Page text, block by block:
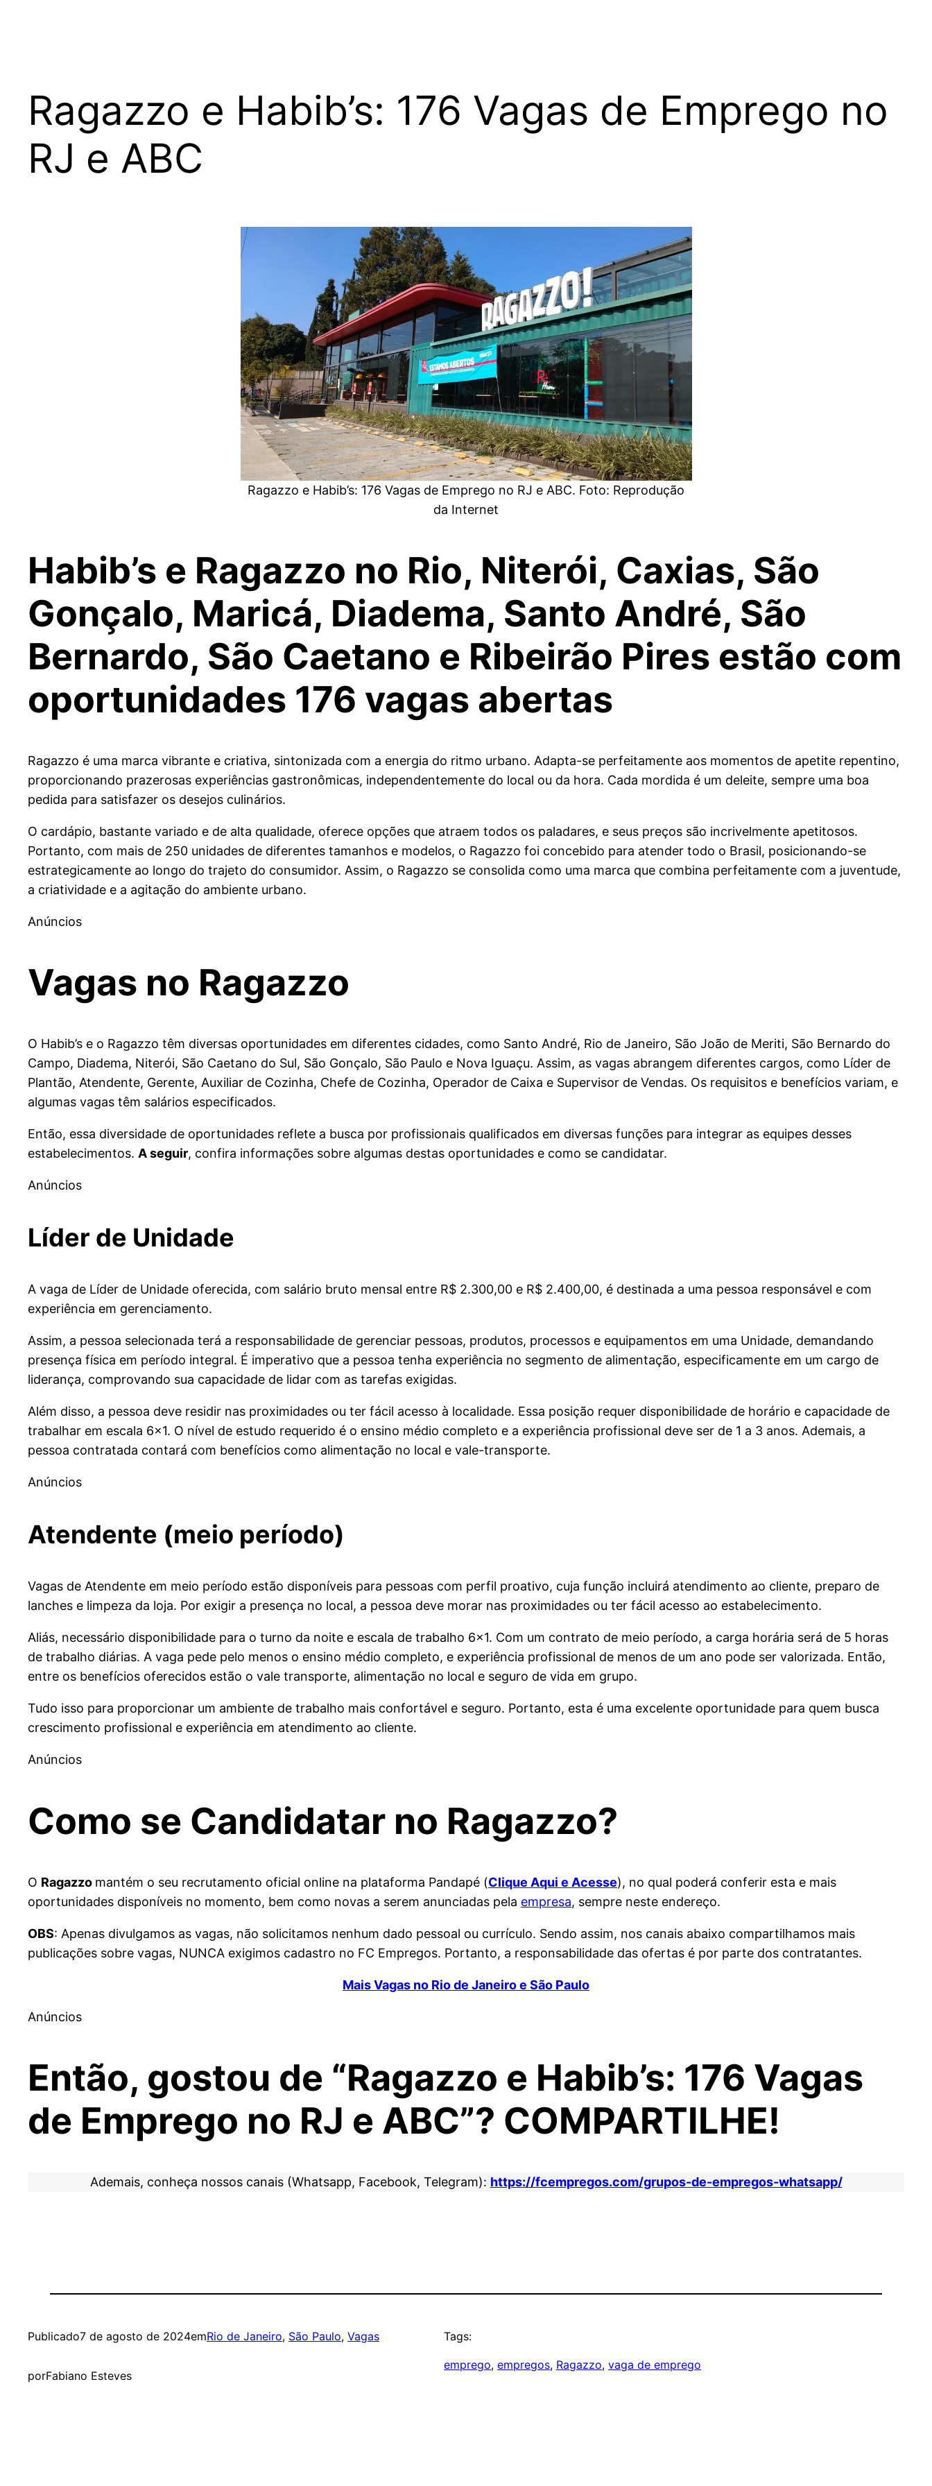
Ragazzo e Habib’s: 176 Vagas de Emprego no
RJ e ABC
Ragazzo e Habib’s: 176 Vagas de Emprego no RJ e ABC. Foto: Reprodução
da Internet
Habib’s e Ragazzo no Rio, Niterói, Caxias, São
Gonçalo, Maricá, Diadema, Santo André, São
Bernardo, São Caetano e Ribeirão Pires estão com
oportunidades 176 vagas abertas
Ragazzo é uma marca vibrante e criativa, sintonizada com a energia do ritmo urbano. Adapta-se perfeitamente aos momentos de apetite repentino,
proporcionando prazerosas experiências gastronômicas, independentemente do local ou da hora. Cada mordida é um deleite, sempre uma boa
pedida para satisfazer os desejos culinários.
O cardápio, bastante variado e de alta qualidade, oferece opções que atraem todos os paladares, e seus preços são incrivelmente apetitosos.
Portanto, com mais de 250 unidades de diferentes tamanhos e modelos, o Ragazzo foi concebido para atender todo o Brasil, posicionando-se
estrategicamente ao longo do trajeto do consumidor. Assim, o Ragazzo se consolida como uma marca que combina perfeitamente com a juventude,
a criatividade e a agitação do ambiente urbano.
Anúncios
Vagas no Ragazzo
O Habib’s e o Ragazzo têm diversas oportunidades em diferentes cidades, como Santo André, Rio de Janeiro, São João de Meriti, São Bernardo do
Campo, Diadema, Niterói, São Caetano do Sul, São Gonçalo, São Paulo e Nova Iguaçu. Assim, as vagas abrangem diferentes cargos, como Líder de
Plantão, Atendente, Gerente, Auxiliar de Cozinha, Chefe de Cozinha, Operador de Caixa e Supervisor de Vendas. Os requisitos e benefícios variam, e
algumas vagas têm salários especificados.
Então, essa diversidade de oportunidades reflete a busca por profissionais qualificados em diversas funções para integrar as equipes desses
estabelecimentos. A seguir, confira informações sobre algumas destas oportunidades e como se candidatar.
Anúncios
Líder de Unidade
A vaga de Líder de Unidade oferecida, com salário bruto mensal entre R$ 2.300,00 e R$ 2.400,00, é destinada a uma pessoa responsável e com
experiência em gerenciamento.
Assim, a pessoa selecionada terá a responsabilidade de gerenciar pessoas, produtos, processos e equipamentos em uma Unidade, demandando
presença física em período integral. É imperativo que a pessoa tenha experiência no segmento de alimentação, especificamente em um cargo de
liderança, comprovando sua capacidade de lidar com as tarefas exigidas.
Além disso, a pessoa deve residir nas proximidades ou ter fácil acesso à localidade. Essa posição requer disponibilidade de horário e capacidade de
trabalhar em escala 6×1. O nível de estudo requerido é o ensino médio completo e a experiência profissional deve ser de 1 a 3 anos. Ademais, a
pessoa contratada contará com benefícios como alimentação no local e vale-transporte.
Anúncios
Atendente (meio período)
Vagas de Atendente em meio período estão disponíveis para pessoas com perfil proativo, cuja função incluirá atendimento ao cliente, preparo de
lanches e limpeza da loja. Por exigir a presença no local, a pessoa deve morar nas proximidades ou ter fácil acesso ao estabelecimento.
Aliás, necessário disponibilidade para o turno da noite e escala de trabalho 6×1. Com um contrato de meio período, a carga horária será de 5 horas
de trabalho diárias. A vaga pede pelo menos o ensino médio completo, e experiência profissional de menos de um ano pode ser valorizada. Então,
entre os benefícios oferecidos estão o vale transporte, alimentação no local e seguro de vida em grupo.
Tudo isso para proporcionar um ambiente de trabalho mais confortável e seguro. Portanto, esta é uma excelente oportunidade para quem busca
crescimento profissional e experiência em atendimento ao cliente.
Anúncios
Como se Candidatar no Ragazzo?
O Ragazzo mantém o seu recrutamento oficial online na plataforma Pandapé (Clique Aqui e Acesse), no qual poderá conferir esta e mais
oportunidades disponíveis no momento, bem como novas a serem anunciadas pela empresa, sempre neste endereço.
OBS: Apenas divulgamos as vagas, não solicitamos nenhum dado pessoal ou currículo. Sendo assim, nos canais abaixo compartilhamos mais
publicações sobre vagas, NUNCA exigimos cadastro no FC Empregos. Portanto, a responsabilidade das ofertas é por parte dos contratantes.
Mais Vagas no Rio de Janeiro e São Paulo
Anúncios
Então, gostou de “Ragazzo e Habib’s: 176 Vagas
de Emprego no RJ e ABC”? COMPARTILHE!
Ademais, conheça nossos canais (Whatsapp, Facebook, Telegram): https://fcempregos.com/grupos-de-empregos-whatsapp/
Publicado7 de agosto de 2024emRio de Janeiro, São Paulo, Vagas
porFabiano Esteves
Tags:
emprego, empregos, Ragazzo, vaga de emprego